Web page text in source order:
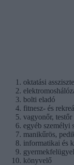
oktatási
bolti eladó
fitnesz- és
vagyonőr, testőr
egyéb személyi
manikűrös,
informatikai és
könyvelő